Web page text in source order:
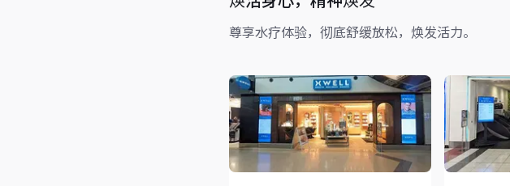
尊享水疗体验，彻底舒缓放松，焕发活力。